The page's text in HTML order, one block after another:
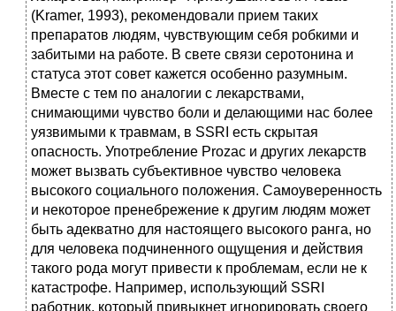
(Kramer, 1993), рекомендовали прием таких
препаратов людям, чувствующим себя робкими и
забитыми на работе. В свете связи серотонина и
статуса этот совет кажется особенно разумным.
Вместе с тем по аналогии с лекарствами,
снимающими чувство боли и делающими нас более
уязвимыми к травмам, в SSRI есть скрытая
опасность. Употребление Prozac и других лекарств
может вызвать субъективное чувство человека
высокого социального положения. Самоуверенность
и некоторое пренебрежение к другим людям может
быть адекватно для настоящего высокого ранга, но
для человека подчиненного ощущения и действия
такого рода могут привести к проблемам, если не к
катастрофе. Например, использующий SSRI
работник, который привыкнет игнорировать своего